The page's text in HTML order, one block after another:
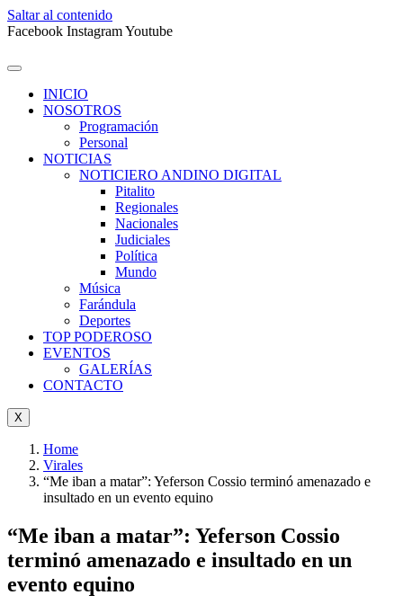
Saltar al contenido
Facebook InstagramYoutube
INICIO
NOSOTROS
Programación
Personal
NOTICIAS
NOTICIERO ANDINO DIGITAL
Pitalito
Regionales
Nacionales
Judiciales
Política
Mundo
Música
Farándula
Deportes
TOP PODEROSO
EVENTOS
GALERÍAS
CONTACTO
X
Home
Virales
“Me iban a matar”: Yeferson Cossio terminó amenazado e
insultado en un evento equino
“Me iban a matar”: Yeferson Cossio
terminó amenazado e insultado en un
evento equino